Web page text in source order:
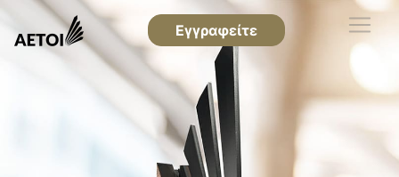
Εγγραφείτε